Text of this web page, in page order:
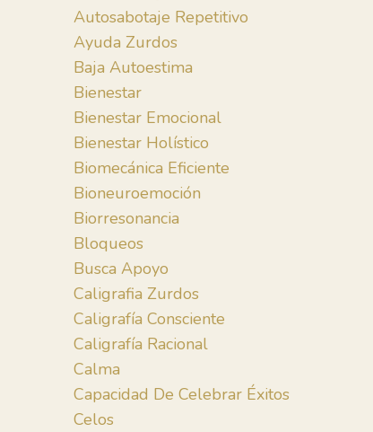
Autosabotaje Repetitivo
Ayuda Zurdos
Baja Autoestima
Bienestar
Bienestar Emocional
Bienestar Holístico
Biomecánica Eficiente
Bioneuroemoción
Biorresonancia
Bloqueos
Busca Apoyo
Caligrafia Zurdos
Caligrafía Consciente
Caligrafía Racional
Calma
Capacidad De Celebrar Éxitos
Celos